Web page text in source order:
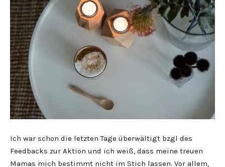
Ich war schon die letzten Tage überwältigt bzgl des
Feedbacks zur Aktion und ich weiß, dass meine treuen
Mamas mich bestimmt nicht im Stich lassen. Vor allem,